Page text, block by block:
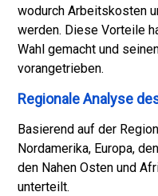
wodurch Arbeitskosten
werden. Diese Vorteile
Wahl gemacht und
vorangetrieben.
Regionale Analyse
Basierend auf der
Nordamerika, Europa,
den Nahen Osten und
unterteilt.